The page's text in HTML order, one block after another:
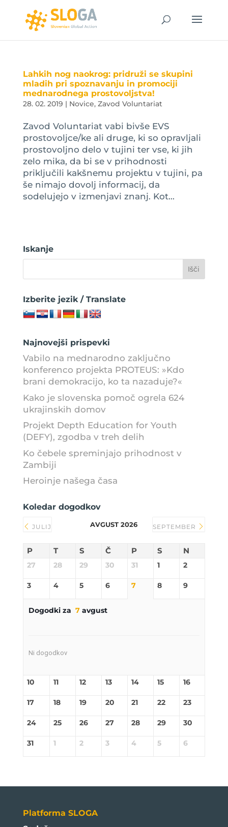
Lahkih nog naokrog: pridruži se skupini
mladih pri spoznavanju in promociji
mednarodnega prostovoljstva!
28. 02. 2019 | Novice, Zavod Voluntariat
Zavod Voluntariat vabi bivše EVS
prostovoljce/ke ali druge, ki so opravljali
prostovoljno delo v tujini ter vse, ki jih
zelo mika, da bi se v prihodnosti
priključili kakšnemu projektu v tujini, pa
še nimajo dovolj informacij, da
sodelujejo v izmenjavi znanj. Kot...
Iskanje
Izberite jezik / Translate
Najnovejši prispevki
Vabilo na mednarodno zaključno
konferenco projekta PROTEUS: »Kdo
brani demokracijo, ko ta nazaduje?«
Kako je slovenska pomoč ogrela 624
ukrajinskih domov
Projekt Depth Education for Youth
(DEFY), zgodba v treh delih
Ko čebele spreminjajo prihodnost v
Zambiji
Heroinje našega časa
Koledar dogodkov
JULIJ AVGUST 2026 SEPTEMBER
P T S Č P S N
27 28 29 30 31 1 2
3 4 5 6 7 8 9
Dogodki za 7avgust
Ni dogodkov
10 11 12 13 14 15 16
17 18 19 20 21 22 23
24 25 26 27 28 29 30
31 1 2 3 4 5 6
Platforma SLOGA